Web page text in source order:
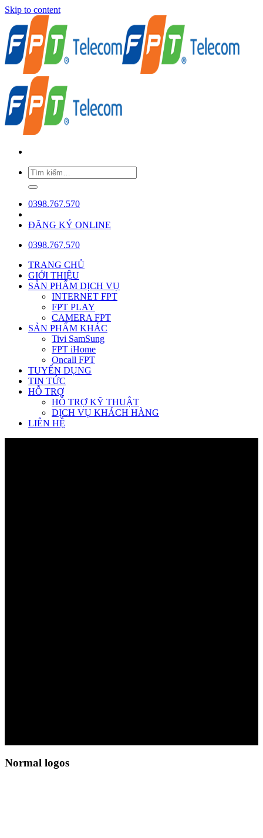
Skip to content
0398.767.570
ĐĂNG KÝ ONLINE
0398.767.570
TRANG CHỦ
GIỚI THIỆU
SẢN PHẨM DỊCH VỤ
INTERNET FPT
FPT PLAY
CAMERA FPT
SẢN PHẨM KHÁC
Tivi SamSung
FPT iHome
Oncall FPT
TUYỂN DỤNG
TIN TỨC
HỖ TRỢ
HỖ TRỢ KỸ THUẬT
DỊCH VỤ KHÁCH HÀNG
LIÊN HỆ
Normal logos